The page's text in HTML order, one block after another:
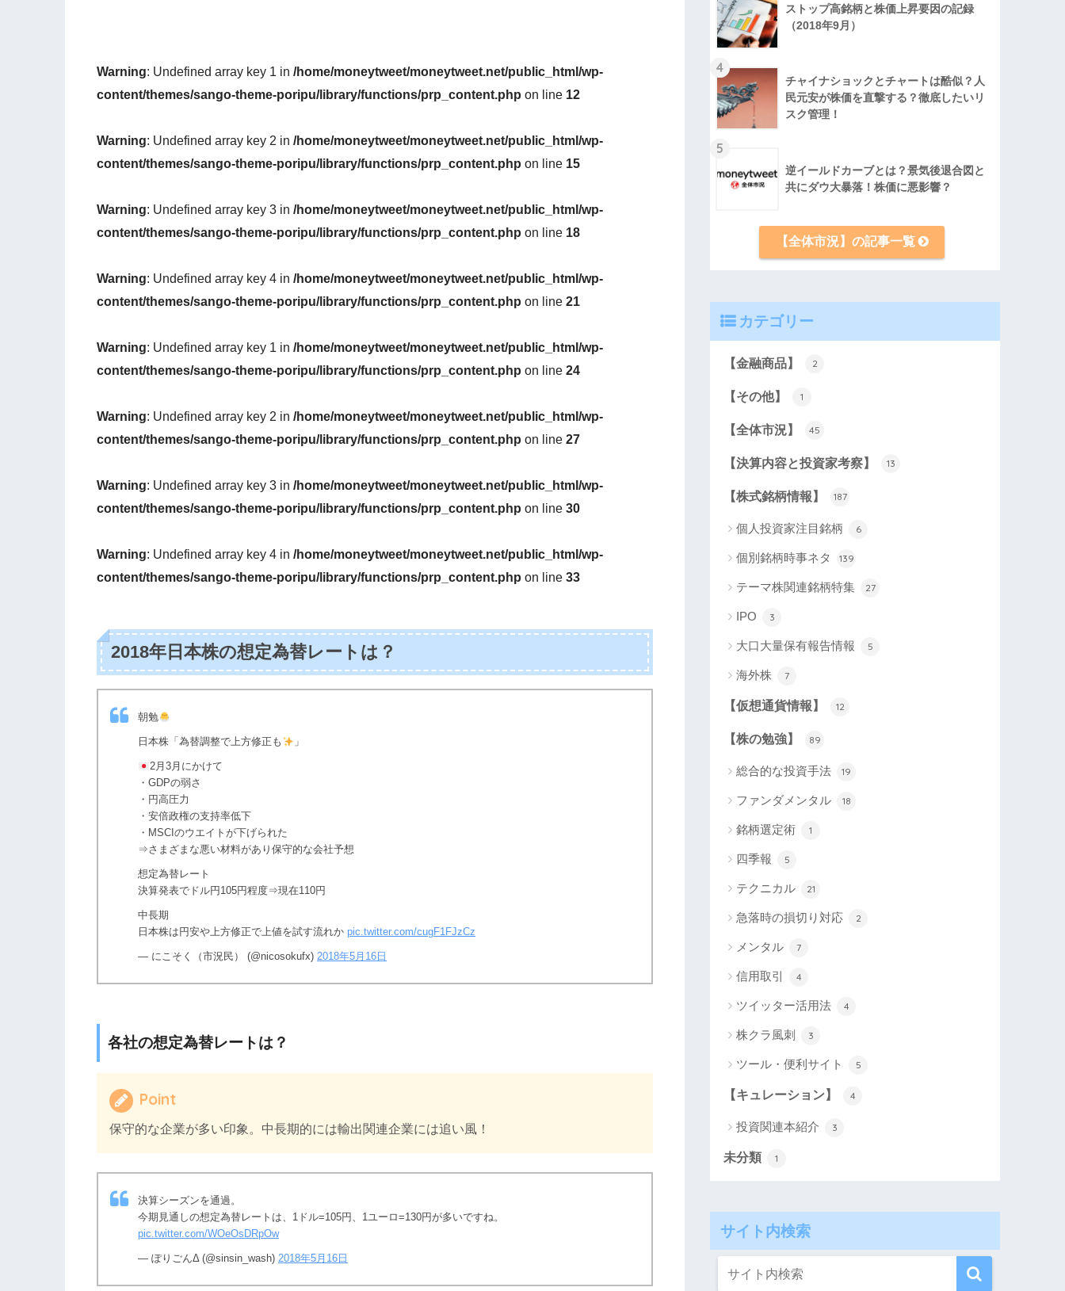
Warning: Undefined array key 1 in /home/moneytweet/moneytweet.net/public_html/wp-
content/themes/sango-theme-poripu/library/functions/prp_content.php on line 12
Warning: Undefined array key 2 in /home/moneytweet/moneytweet.net/public_html/wp-
content/themes/sango-theme-poripu/library/functions/prp_content.php on line 15
Warning: Undefined array key 3 in /home/moneytweet/moneytweet.net/public_html/wp-
content/themes/sango-theme-poripu/library/functions/prp_content.php on line 18
Warning: Undefined array key 4 in /home/moneytweet/moneytweet.net/public_html/wp-
content/themes/sango-theme-poripu/library/functions/prp_content.php on line 21
Warning: Undefined array key 1 in /home/moneytweet/moneytweet.net/public_html/wp-
content/themes/sango-theme-poripu/library/functions/prp_content.php on line 24
Warning: Undefined array key 2 in /home/moneytweet/moneytweet.net/public_html/wp-
content/themes/sango-theme-poripu/library/functions/prp_content.php on line 27
Warning: Undefined array key 3 in /home/moneytweet/moneytweet.net/public_html/wp-
content/themes/sango-theme-poripu/library/functions/prp_content.php on line 30
Warning: Undefined array key 4 in /home/moneytweet/moneytweet.net/public_html/wp-
content/themes/sango-theme-poripu/library/functions/prp_content.php on line 33
2018年日本株の想定為替レートは？
朝勉
日本株「為替調整で上方修正も 」
2月3月にかけて
・GDPの弱さ
・円高圧力
・安倍政権の支持率低下
・MSCIのウエイトが下げられた
⇒さまざまな悪い材料があり保守的な会社予想
想定為替レート
決算発表でドル円105円程度⇒現在110円
中長期
日本株は円安や上方修正で上値を試す流れか pic.twitter.com/cugF1FJzCz
— にこそく（市況民） (@nicosokufx) 2018年5月16日
各社の想定為替レートは？
Point
保守的な企業が多い印象。中長期的には輸出関連企業には追い風！
決算シーズンを通過。
今期見通しの想定為替レートは、1ドル=105円、1ユーロ=130円が多いですね。
pic.twitter.com/WOeOsDRpOw
— ぽりごんΔ (@sinsin_wash) 2018年5月16日
ストップ高銘柄と株価上昇要因の記録
（2018年9月）
4
チャイナショックとチャートは酷似？人
民元安が株価を直撃する？徹底したいリ
スク管理！
5
逆イールドカーブとは？景気後退合図と
共にダウ大暴落！株価に悪影響？
【全体市況】の記事一覧
カテゴリー
【金融商品】 2
【その他】 1
【全体市況】 45
【決算内容と投資家考察】 13
【株式銘柄情報】 187
個人投資家注目銘柄 6
個別銘柄時事ネタ 139
テーマ株関連銘柄特集 27
IPO 3
大口大量保有報告情報 5
海外株 7
【仮想通貨情報】 12
【株の勉強】 89
総合的な投資手法 19
ファンダメンタル 18
銘柄選定術 1
四季報 5
テクニカル 21
急落時の損切り対応 2
メンタル 7
信用取引 4
ツイッター活用法 4
株クラ風刺 3
ツール・便利サイト 5
【キュレーション】 4
投資関連本紹介 3
未分類 1
サイト内検索